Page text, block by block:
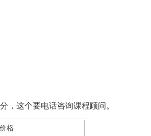
，这个要电话咨询课程顾问。
格